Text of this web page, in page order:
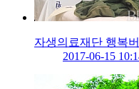
자생의료재단 행복
2017-06-15